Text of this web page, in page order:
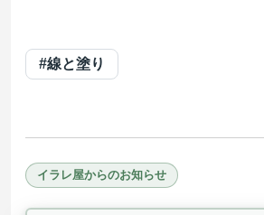
#線と塗り
イラレ屋からのお知らせ